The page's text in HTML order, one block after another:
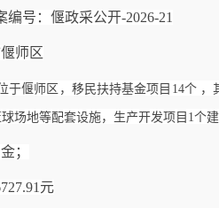
号：偃政采公开-2026-21
师区
于偃师区，移民扶持基金项目14个 ，
场地等配套设施，生产开发项目1个
；
元